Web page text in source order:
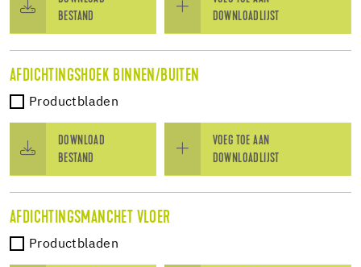
BESTAND
DOWNLOADLIJST
AFDICHTINGSHOEK BINNEN/BUITEN
Productbladen
DOWNLOAD
BESTAND
VOEG TOE AAN
DOWNLOADLIJST
AFDICHTINGSMANCHET VLOER
Productbladen